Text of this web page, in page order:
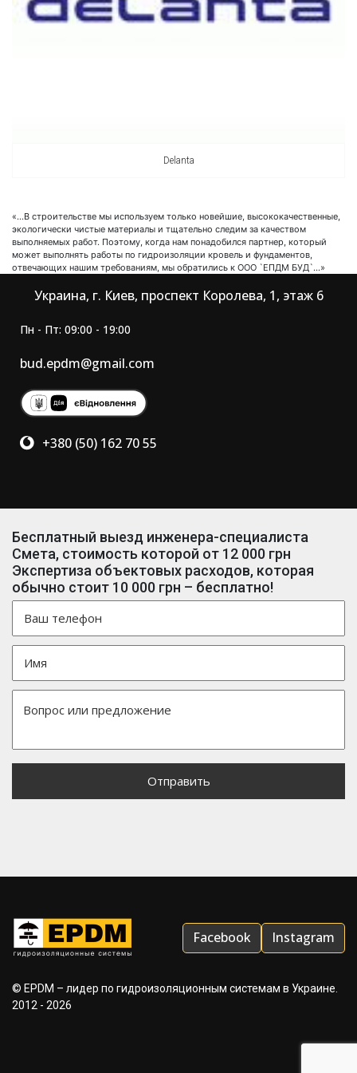
Delanta
«…В строительстве мы используем только новейшие, высококачественные,
экологически чистые материалы и тщательно следим за качеством
выполняемых работ. Поэтому, когда нам понадобился партнер, который
может выполнять работы по гидроизоляции кровель и фундаментов,
отвечающих нашим требованиям, мы обратились к ООО `ЕПДМ БУД`…»
Facebook Instagram
© EPDM – лидер по гидроизоляционным системам в Украине.
2012 - 2026
+380 (50) 162 70 55
Пн - Пт: 09:00 - 19:00
Украина, г. Киев, проспект Королева, 1, этаж 6
bud.epdm@gmail.com
Бесплатный выезд инженера-специалиста
Смета, стоимость которой от 12 000 грн
Экспертиза объектовых расходов, которая
обычно стоит 10 000 грн – бесплатно!